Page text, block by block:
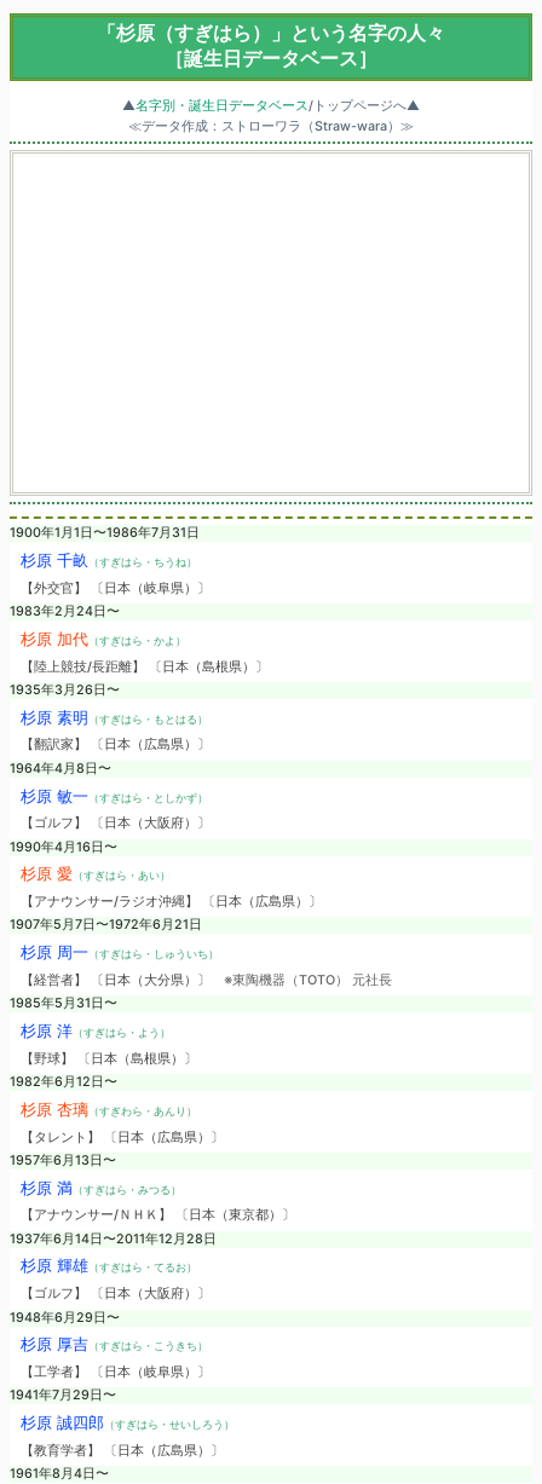
「杉原（すぎはら）」という名字の人々
［誕生日データベース］
▲名字別・誕生日データベース/トップページへ▲
≪データ作成：ストローワラ（Straw-wara）≫
1900年1月1日〜1986年7月31日
杉原 千畝 （すぎはら・ちうね）
【外交官】 〔日本（岐阜県）〕
1983年2月24日〜
杉原 加代（すぎはら・かよ）
【陸上競技/長距離】 〔日本（島根県）〕
1935年3月26日〜
杉原 素明 （すぎはら・もとはる）
【翻訳家】 〔日本（広島県）〕
1964年4月8日〜
杉原 敏一（すぎはら・としかず）
【ゴルフ】 〔日本（大阪府）〕
1990年4月16日〜
杉原 愛（すぎはら・あい）
【アナウンサー/ラジオ沖縄】 〔日本（広島県）〕
1907年5月7日〜1972年6月21日
杉原 周一（すぎはら・しゅういち）
【経営者】 〔日本（大分県）〕 ※東陶機器（TOTO） 元社長
1985年5月31日〜
杉原 洋（すぎはら・よう）
【野球】 〔日本（島根県）〕
1982年6月12日〜
杉原 杏璃（すぎわら・あんり）
【タレント】 〔日本（広島県）〕
1957年6月13日〜
杉原 満（すぎはら・みつる）
【アナウンサー/ＮＨＫ】 〔日本（東京都）〕
1937年6月14日〜2011年12月28日
杉原 輝雄（すぎはら・てるお）
【ゴルフ】 〔日本（大阪府）〕
1948年6月29日〜
杉原 厚吉（すぎはら・こうきち）
【工学者】 〔日本（岐阜県）〕
1941年7月29日〜
杉原 誠四郎（すぎはら・せいしろう）
【教育学者】 〔日本（広島県）〕
1961年8月4日〜